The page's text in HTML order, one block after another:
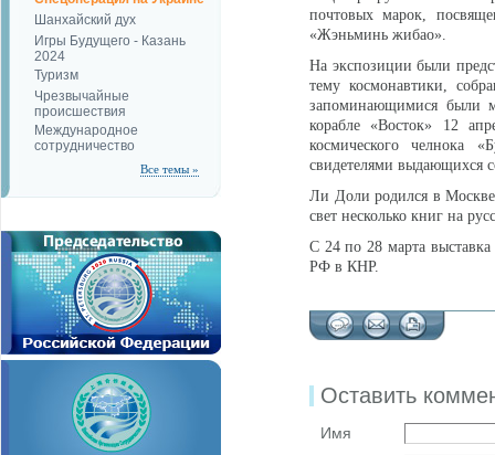
Шанхайский дух
Игры Будущего - Казань
2024
Туризм
Чрезвычайные
происшествия
Международное
сотрудничество
Все темы »
почтовых марок,
«Жэньминь жибао».
На экспозиции были
тему космонавтики,
запоминающимися были
корабле «Восток» 12
космического челнока
свидетелями выдающихся
Ли Доли родился в
свет несколько книг на
С 24 по 28 марта
РФ в КНР.
Оставить
Имя